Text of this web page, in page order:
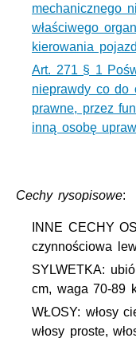
mechanicznego
właściwego
kierowania
Art. 271 § 1
nieprawdy co do
prawne, przez
inną osobę
Cechy rysopisowe:
INNE CECHY
czynnościowa
SYLWETKA:
cm, waga 70-89
WŁOSY: włosy
włosy proste,